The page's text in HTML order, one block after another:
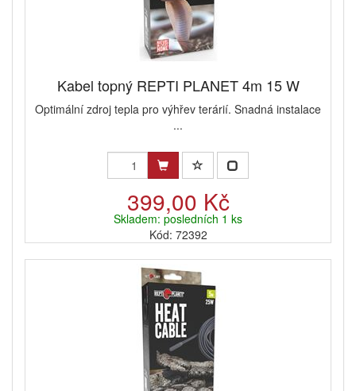
Kabel topný REPTI PLANET 4m 15 W
Optimální zdroj tepla pro výhřev terárií. Snadná instalace
...
399,00 Kč
Skladem: posledních 1 ks
Kód: 72392